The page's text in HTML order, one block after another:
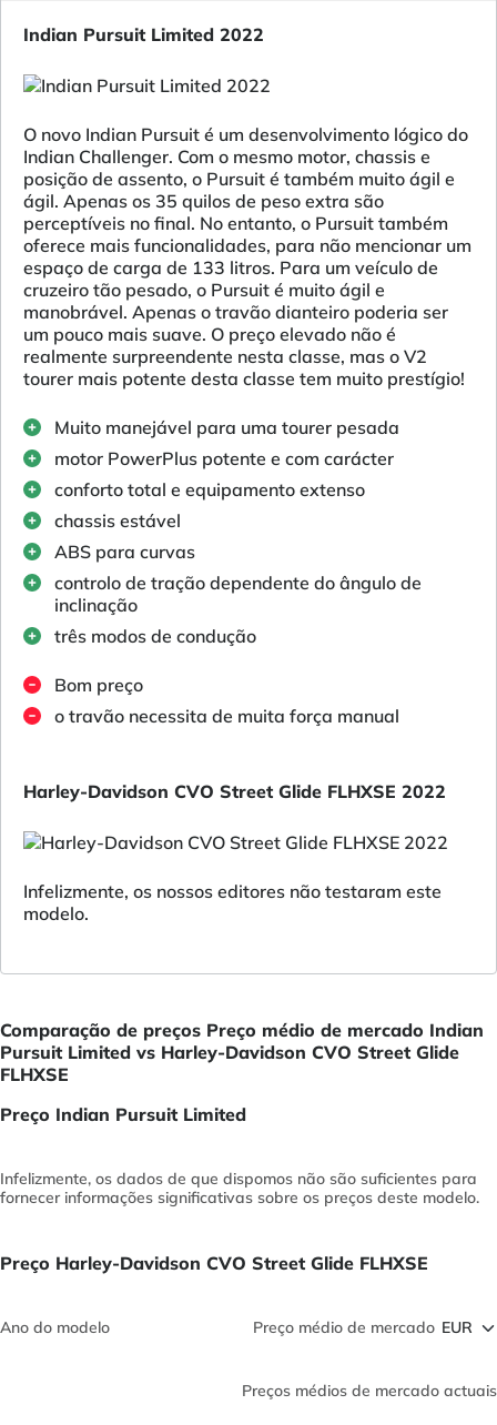
Indian Pursuit Limited 2022
O novo Indian Pursuit é um desenvolvimento lógico do
Indian Challenger. Com o mesmo motor, chassis e
posição de assento, o Pursuit é também muito ágil e
ágil. Apenas os 35 quilos de peso extra são
perceptíveis no final. No entanto, o Pursuit também
oferece mais funcionalidades, para não mencionar um
espaço de carga de 133 litros. Para um veículo de
cruzeiro tão pesado, o Pursuit é muito ágil e
manobrável. Apenas o travão dianteiro poderia ser
um pouco mais suave. O preço elevado não é
realmente surpreendente nesta classe, mas o V2
tourer mais potente desta classe tem muito prestígio!
Muito manejável para uma tourer pesada
motor PowerPlus potente e com carácter
conforto total e equipamento extenso
chassis estável
ABS para curvas
controlo de tração dependente do ângulo de
inclinação
três modos de condução
Bom preço
o travão necessita de muita força manual
Harley-Davidson CVO Street Glide FLHXSE 2022
Infelizmente, os nossos editores não testaram este
modelo.
Comparação de preços Preço médio de mercado Indian
Pursuit Limited vs Harley-Davidson CVO Street Glide
FLHXSE
Preço Indian Pursuit Limited
Infelizmente, os dados de que dispomos não são suficientes para
fornecer informações significativas sobre os preços deste modelo.
Preço Harley-Davidson CVO Street Glide FLHXSE
Ano do modelo Preço médio de mercado
Preços médios de mercado actuais